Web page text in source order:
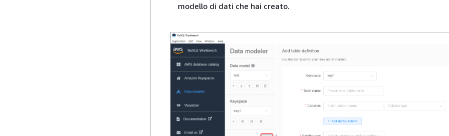
modello di dati che hai creato.